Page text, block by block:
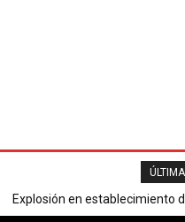
Explosión en establecimiento
mortales